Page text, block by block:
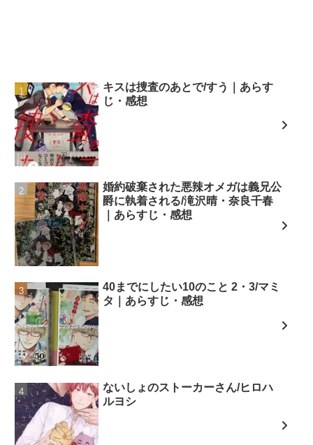
キスは捜査のあとで/すう｜あらす
じ・感想
婚約破棄された悪辣オメガは義兄公
爵に執着される/滝沢晴・奈良千春
｜あらすじ・感想
40までにしたい10のこと 2・3/マミ
タ｜あらすじ・感想
ないしょのストーカーさん/ヒロハ
ルヨシ